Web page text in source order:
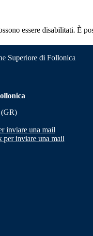
essere disabilitati. È
Superiore di Follonica
(GR)
inviare una mail
per inviare una mail